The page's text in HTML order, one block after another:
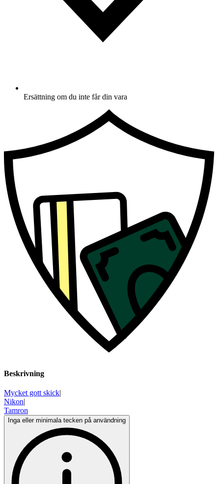
Ersättning om du inte får din vara
Beskrivning
Mycket gott skick|
Nikon|
Tamron
Inga eller minimala tecken på användning